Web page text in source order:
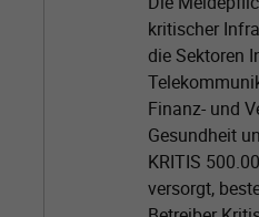
kritischer
die Sektoren
Finanz- und
Gesundheit
KRITIS
versorgt,